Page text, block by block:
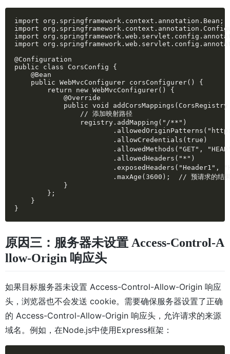
import org.springframework.context.annotation.Bean;
import
import
import
@Configuration
public class CorsConfig {
@Bean
public WebMvcConfigurer corsConfigurer() {
return new WebMvcConfigurer() {
@Override
public void addCorsMappings(CorsRegistry
// 添加映射路径
registry.addMapping("/**")
.allowedOriginPatterns("http://
.allowCredentials(true)       // 是否
.allowedMethods("GET", "HEAD", "POST",
.allowedHeaders("*")          // 放行
.exposedHeaders("Header1", "Header2") // 暴
.maxAge(3600);  // 预请求的结果有效期，
}
};
}
}
原因三：服务器未设置 Access-Control-A
llow-Origin 响应头
如果目标服务器未设置 Access-Control-Allow-Origin 响应
头，浏览器也不会发送 cookie。需要确保服务器设置了正确
的 Access-Control-Allow-Origin 响应头，允许请求的来源
域名。例如，在Node.js中使用Express框架：